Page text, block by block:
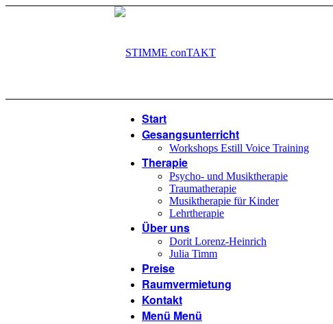
Start
Gesangsunterricht
Workshops Estill Voice Training
Therapie
Psycho- und Musiktherapie
Traumatherapie
Musiktherapie für Kinder
Lehrtherapie
Über uns
Dorit Lorenz-Heinrich
Julia Timm
Preise
Raumvermietung
Kontakt
Menü Menü